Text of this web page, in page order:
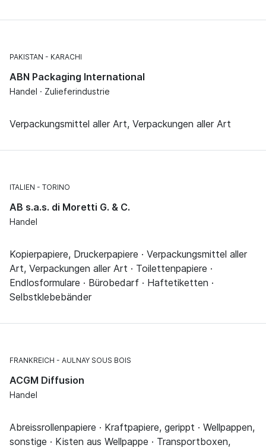
PAKISTAN KARACHI
ABN Packaging International
Handel · Zulieferindustrie
Verpackungsmittel aller Art, Verpackungen aller Art
ITALIEN TORINO
AB s.a.s. di Moretti G. & C.
Handel
Kopierpapiere, Druckerpapiere · Verpackungsmittel aller
Art, Verpackungen aller Art · Toilettenpapiere ·
Endlosformulare · Bürobedarf · Haftetiketten ·
Selbstklebebänder
FRANKREICH AULNAY SOUS BOIS
ACGM Diffusion
Handel
Abreissrollenpapiere · Kraftpapiere, gerippt · Wellpappen,
sonstige · Kisten aus Wellpappe · Transportboxen,